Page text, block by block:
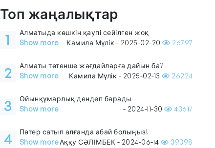
Топ жаңалықтар
1
Алматыда көшкін қаупі сейілген жоқ
Show more
Камила Мүлік - 2025-02-20 26797
2
Алматы төтенше жағдайларға дайын ба?
Show more
Камила Мүлік - 2025-02-13 26224
3
Ойынқұмарлық дендеп барады
Show more
- 2024-11-30 43617
4
Пәтер сатып алғанда абай болыңыз!
Show moreАққу СӘЛІМБЕК - 2024-06-14 39398